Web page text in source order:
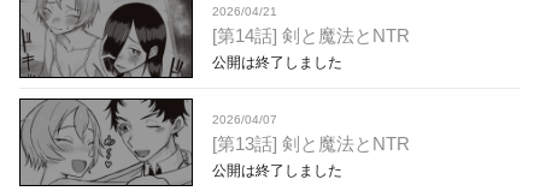
2026/04/21
[第14話] 剣と魔法とNTR
公開は終了しました
2026/04/07
[第13話] 剣と魔法とNTR
公開は終了しました